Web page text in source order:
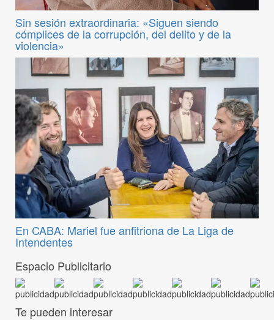
Sin sesión extraordinaria: «Siguen siendo
cómplices de la corrupción, del delito y de la
violencia»
En CABA: Mariel fue anfitriona de La Liga de
Intendentes
Espacio Publicitario
Te pueden interesar